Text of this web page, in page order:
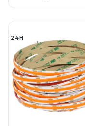
24H